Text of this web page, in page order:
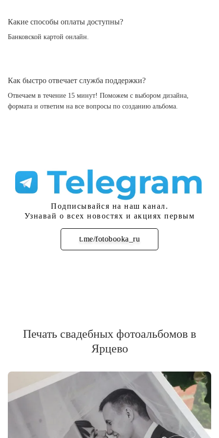
Какие способы оплаты доступны?
Банковской картой онлайн.
Как быстро отвечает служба поддержки?
Отвечаем в течение 15 минут! Поможем с выбором дизайна,
формата и ответим на все вопросы по созданию альбома.
Подписывайся на наш канал.
Узнавай о всех новостях и акциях первым
t.me/fotobooka_ru
Подписаться
Печать свадебных фотоальбомов в
Ярцево